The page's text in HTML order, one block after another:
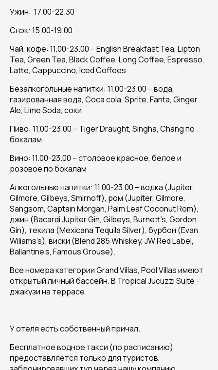
Ужин: 17.00-22.30
Снэк: 15.00-19.00
Чай, кофе: 11.00-23.00 – English Breakfast Tea, Lipton
Tea, Green Tea, Black Coffee, Long Coffee, Espresso,
Latte, Cappuccino, Iced Coffees
Безалкогольные напитки: 11.00-23.00 – вода,
газированная вода, Coca cola, Sprite, Fanta, Ginger
Ale, Lime Soda, соки
Пиво: 11.00-23.00 – Tiger Draught, Singha, Chang по
бокалам
Вино: 11.00-23.00 – столовое красное, белое и
розовое по бокалам
Алкогольные напитки: 11.00-23.00 – водка (Jupiter,
Gilmore, Gilbeys, Smirnoff), ром (Jupiter, Gilmore,
Sangsom, Captain Morgan, Palm Leaf Coconut Rom),
джин (Bacardi Jupiter Gin, Gilbeys, Burnett’s, Gordon
Gin), текила (Mexicana Tequila Silver), бурбон (Evan
Wiliams’s), виски (Blend 285 Whiskey, JW Red Label,
Ballantine’s, Famous Grouse).
Все номера категории Grand Villas, Pool Villas имеют
открытый личный бассейн. В Tropical Jucuzzi Suite -
джакузи на террасе.
У отеля есть собственный причал.
Бесплатное водное такси (по расписанию)
предоставляется только для туристов,